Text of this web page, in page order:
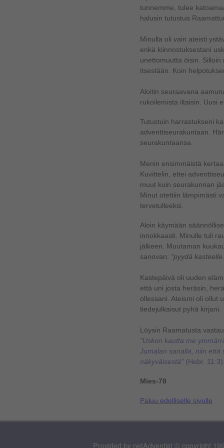
tunnemme, tulee
halusin tutustua
Minulla oli vain ateisti
enkä kiinnostuksestani
unettomuutta öisin.
itsestään. Koin
Aloitin seuraavana
rukoilemista iltaisin. Uusi
Tutustuin harrastukseni
adventtiseurakuntaan.
seurakuntaansa.
Menin ensimmäistä
Kuvittelin, ettei
muut kuin seurakunnan
Minut otettiin lämpimästi
tervetulleeksi.
Aloin käymään
innokkaasti. Minulle tuli
jälkeen. Muutaman
sanovan: "pyydä
Kastepäivä oli uuden
että uni josta heräsin,
ollessani. Ateismi oli ollut
tiedejulkaisut pyhä kirjani.
Löysin Raamatusta
"Uskon kautta me
Jumalan sanalla, niin että
näkyväisestä" (Hebr. 11:3)
Mies-78
Paluu edelliselle sivulle
Provided by netAdventist © copyright